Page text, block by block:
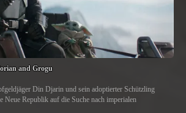
and Grogu
Din Djarin und sein adoptierter Schützling
Neue Republik auf die Suche nach imperialen